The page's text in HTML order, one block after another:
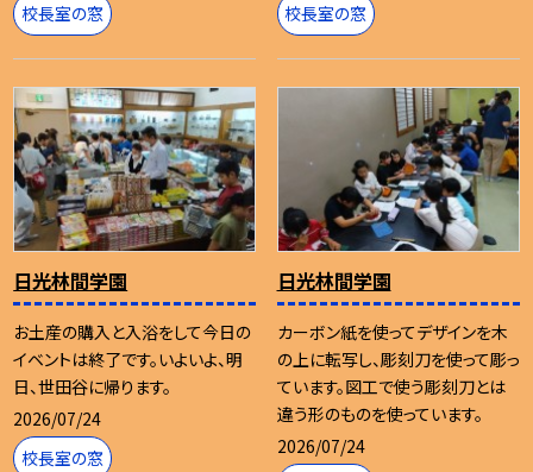
校長室の窓
校長室の窓
日光林間学園
お土産の購入と入浴をして今日の
イベントは終了です。いよいよ、明
日、世田谷に帰ります。
2026/07/24
校長室の窓
日光林間学園
カーボン紙を使ってデザインを木
の上に転写し、彫刻刀を使って彫っ
ています。図工で使う彫刻刀とは
違う形のものを使っています。
2026/07/24